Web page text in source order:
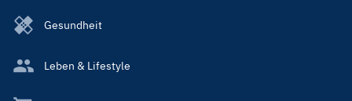
Gesundheit
Leben & Lifestyle